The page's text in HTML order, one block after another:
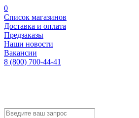
0
Список магазинов
Доставка и оплата
Предзаказы
Наши новости
Вакансии
8 (800) 700-44-41